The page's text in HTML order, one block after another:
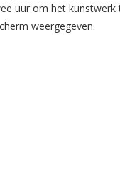
uur om het kunstwerk
weergegeven.